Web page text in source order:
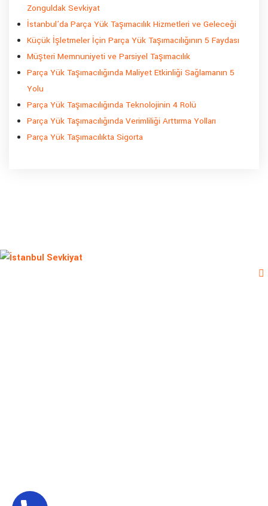
Zonguldak Sevkiyat
İstanbul’da Parça Yük Taşımacılık Hizmetleri ve Geleceği
Küçük İşletmeler İçin Parça Yük Taşımacılığının 5 Faydası
Müşteri Memnuniyeti ve Parsiyel Taşımacılık
Parça Yük Taşımacılığında Maliyet Etkinliği Sağlamanın 5
Yolu
Parça Yük Taşımacılığında Teknolojinin 4 Rolü
Parça Yük Taşımacılığında Verimliliği Arttırma Yolları
Parça Yük Taşımacılıkta Sigorta